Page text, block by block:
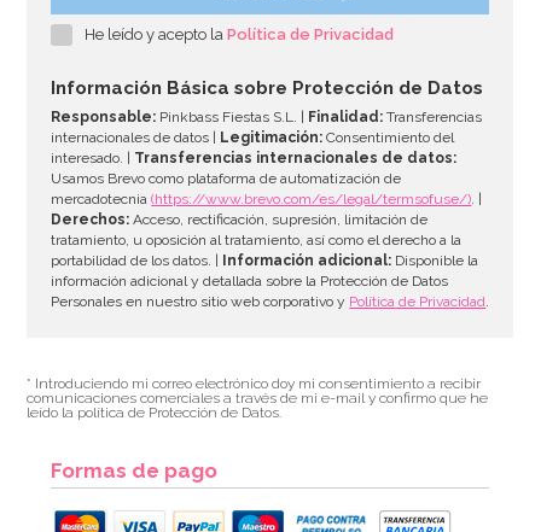
He leído y acepto laPolítica de Privacidad
Información Básica sobre Protección de Datos
Responsable: Pinkbass Fiestas S.L. | Finalidad: Transferencias
internacionales de datos |
Legitimación: Consentimiento del
interesado. | Transferencias internacionales de datos:
Usamos Brevo como plataforma de automatización de
mercadotecnia(https://www.brevo.com/es/legal/termsofuse/). |
Derechos: Acceso, rectificación, supresión, limitación de
tratamiento, u oposición al tratamiento, así como el derecho a la
portabilidad de los datos. |
Información adicional: Disponible la
información adicional y detallada sobre la Protección de Datos
Personales en nuestro sitio web corporativo y Política de Privacidad.
* Introduciendo mi correo electrónico doy mi consentimiento a recibir
comunicaciones comerciales a través de mi e-mail y confirmo que he
leído la política de Protección de Datos.
Formas de pago